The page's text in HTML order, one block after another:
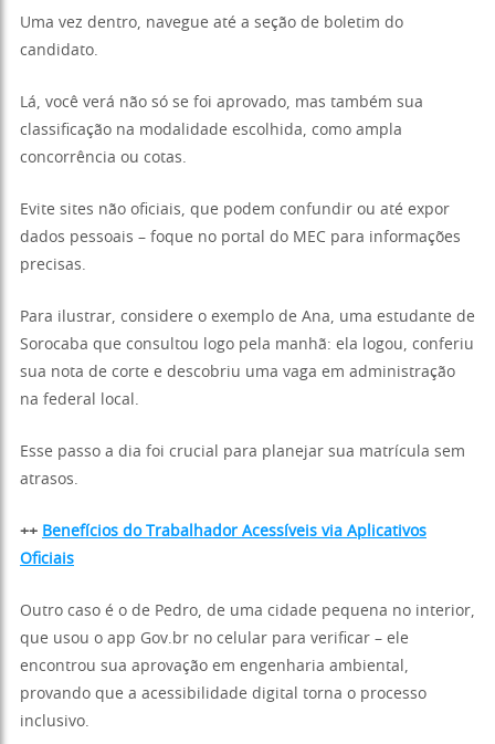
Uma vez dentro, navegue até a seção de boletim do
candidato.
Lá, você verá não só se foi aprovado, mas também sua
classificação na modalidade escolhida, como ampla
concorrência ou cotas.
Evite sites não oficiais, que podem confundir ou até expor
dados pessoais – foque no portal do MEC para informações
precisas.
Para ilustrar, considere o exemplo de Ana, uma estudante de
Sorocaba que consultou logo pela manhã: ela logou, conferiu
sua nota de corte e descobriu uma vaga em administração
na federal local.
Esse passo a dia foi crucial para planejar sua matrícula sem
atrasos.
++ Benefícios do Trabalhador Acessíveis via Aplicativos
Oficiais
Outro caso é o de Pedro, de uma cidade pequena no interior,
que usou o app Gov.br no celular para verificar – ele
encontrou sua aprovação em engenharia ambiental,
provando que a acessibilidade digital torna o processo
inclusivo.